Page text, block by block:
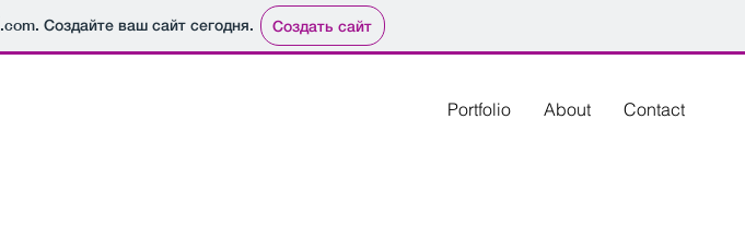
.com. Создайте ваш сайт сегодня. Создать сайт
Portfolio About Contact